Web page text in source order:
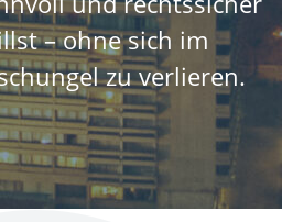
– ohne sich im
zu verlieren.